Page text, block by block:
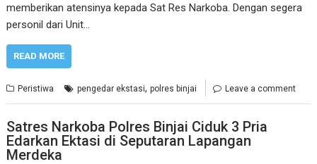
memberikan atensinya kepada Sat Res Narkoba. Dengan segera
personil dari Unit…
READ MORE
Peristiwa pengedar ekstasi,polres binjai Leave a comment
Satres Narkoba Polres Binjai Ciduk 3 Pria
Edarkan Ektasi di Seputaran Lapangan
Merdeka